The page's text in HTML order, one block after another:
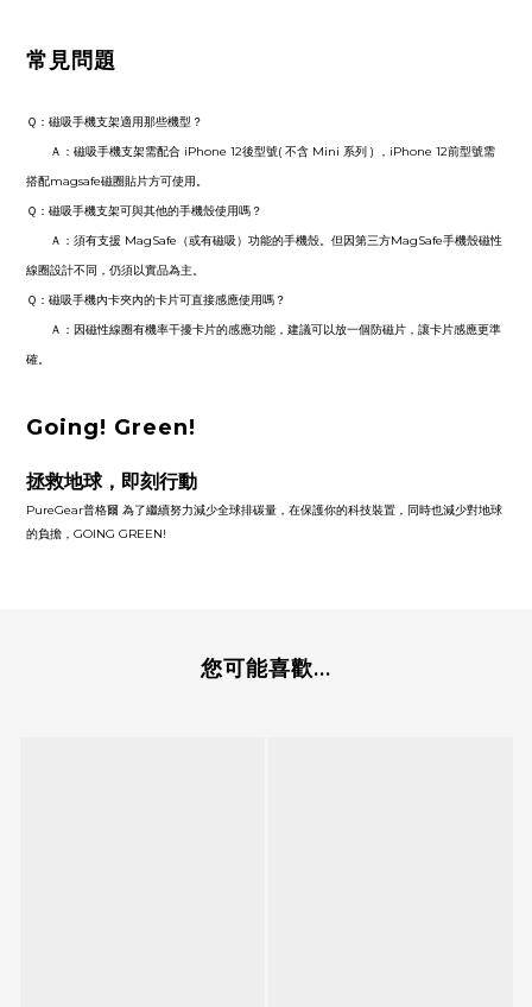
常見問題
Ｑ：磁吸手機支架適用那些機型？
Ａ：磁吸手機支架需配合 iPhone 12後型號( 不含 Mini 系列 ) ，iPhone 12前型號需
搭配magsafe磁圈貼片方可使用。
Ｑ： 磁吸手機支架可與其他的手機殼使用嗎？
Ａ： 須有支援 MagSafe（或有磁吸）功能的手機殼。但因第三方MagSafe手機殼磁性
線圈設計不同，仍須以實品為主。
Ｑ： 磁吸手機內卡夾內的卡片可直接感應使用嗎？
Ａ： 因磁性線圈有機率干擾卡片的感應功能，建議可以放一個防磁片，讓卡片感應更準
確。
Going! Green!
拯救地球，即刻行動
PureGear普格爾 為了繼續努力減少全球排碳量，在保護你的科技裝置，同時也減少對地球
的負擔，GOING GREEN!
您可能喜歡...